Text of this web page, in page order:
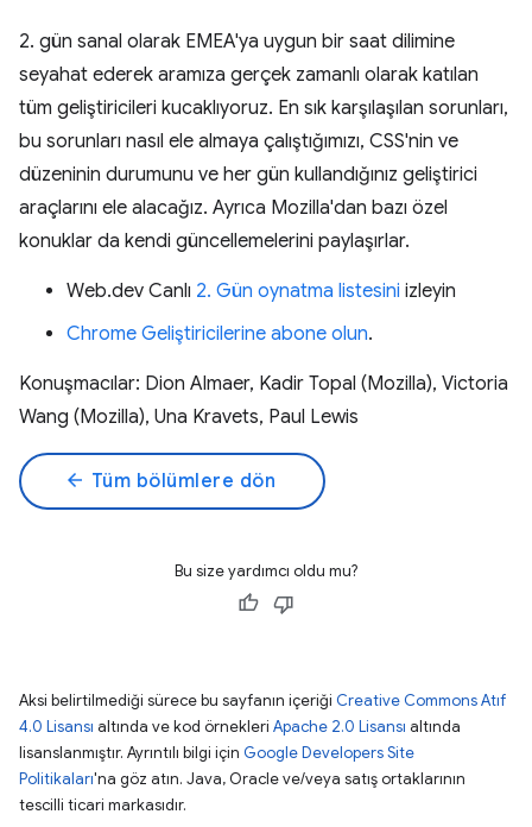
2. gün sanal olarak EMEA'ya uygun bir saat dilimine
seyahat ederek aramıza gerçek zamanlı olarak katılan
tüm geliştiricileri kucaklıyoruz. En sık karşılaşılan sorunları,
bu sorunları nasıl ele almaya çalıştığımızı, CSS'nin ve
düzeninin durumunu ve her gün kullandığınız geliştirici
araçlarını ele alacağız. Ayrıca Mozilla'dan bazı özel
konuklar da kendi güncellemelerini paylaşırlar.
Web.dev Canlı 2. Gün oynatma listesini izleyin
Chrome Geliştiricilerine abone olun.
Konuşmacılar: Dion Almaer, Kadir Topal (Mozilla), Victoria
Wang (Mozilla), Una Kravets, Paul Lewis
arrow_back Tüm bölümlere dön
Bu size yardımcı oldu mu?
Aksi belirtilmediği sürece bu sayfanın içeriği Creative Commons Atıf
4.0 Lisansı altında ve kod örnekleri Apache 2.0 Lisansı altında
lisanslanmıştır. Ayrıntılı bilgi için Google Developers Site
Politikaları'na göz atın. Java, Oracle ve/veya satış ortaklarının
tescilli ticari markasıdır.